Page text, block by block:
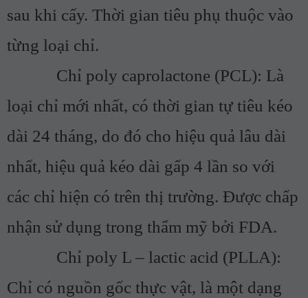
sau khi cấy. Thời gian tiêu phụ thuộc vào
từng loại chỉ.
Chỉ poly caprolactone (PCL): Là
loại chỉ mới nhất, có thời gian tự tiêu kéo
dài 24 tháng, do đó cho hiệu quả lâu dài
nhất, hiệu quả kéo dài gấp 4 lần so với
các chỉ hiện có trên thị trường. Được chấp
nhận sử dụng trong thẩm mỹ bởi FDA.
Chỉ poly L – lactic acid (PLLA):
Chỉ có nguồn gốc thực vật, là một dạng